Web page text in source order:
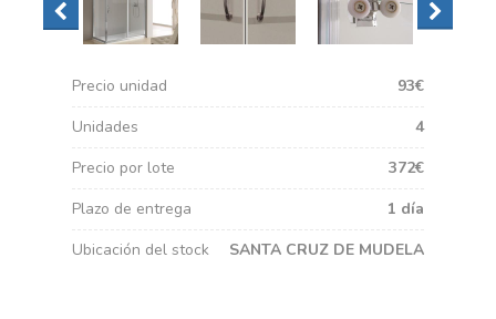
Precio unidad
93€
Unidades
4
Precio por lote
372€
Plazo de entrega
1 día
Ubicación del stock
SANTA CRUZ DE MUDELA